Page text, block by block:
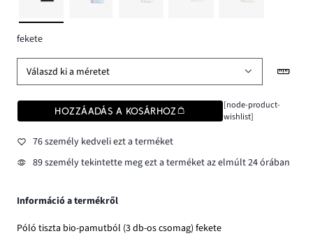
fekete
Válaszd ki a méretet
HOZZÁADÁS A KOSÁRHOZ
[node-product-
wishlist]
76 személy kedveli ezt a terméket
89 személy tekintette meg ezt a terméket az elmúlt 24 órában
Információ a termékről
Póló tiszta bio-pamutból (3 db-os csomag) fekete